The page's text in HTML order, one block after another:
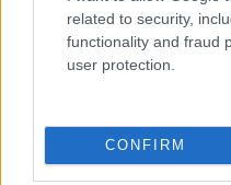
related to security,
functionality and fraud
user protection.
CONFIRM
Location sostenibili per
una scelta consapevole